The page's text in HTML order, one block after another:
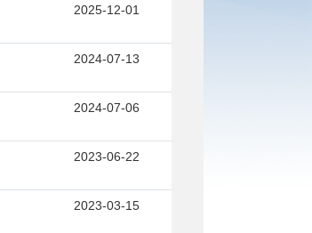
2025-12-01
2024-07-13
2024-07-06
2023-06-22
2023-03-15